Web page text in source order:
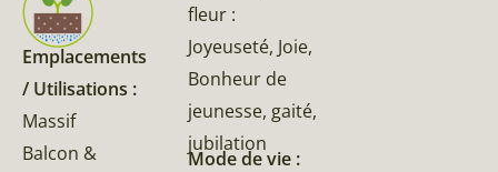
Emplacements
/ Utilisations :
Massif
Balcon &
fleur :
Joyeuseté, Joie,
Bonheur de
jeunesse, gaité,
jubilation
Mode de vie :